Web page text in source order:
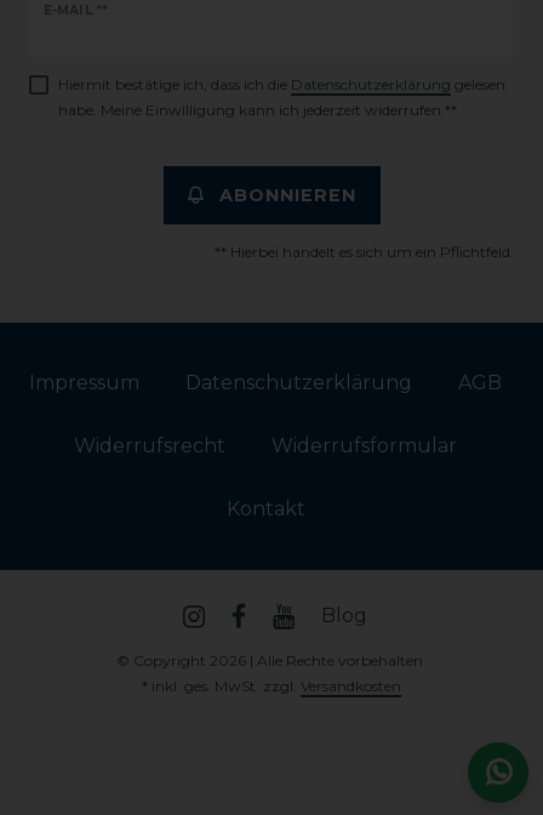
E-MAIL **
Newsletter
Hiermit bestätige ich, dass ich die Daten­schutz­erklärung gelesen
habe. Meine Einwilligung kann ich jederzeit widerrufen.**
ABONNIEREN
** Hierbei handelt es sich um ein Pflichtfeld.
Impressum Daten­schutz­erklärung AGB
Widerrufs­recht Widerrufs­formular
Kontakt
Blog
© Copyright 2026 | Alle Rechte vorbehalten.
* inkl. ges. MwSt. zzgl. Versandkosten